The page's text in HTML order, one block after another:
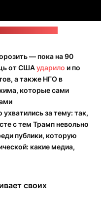
— пока на 90
от СШАударило и по
а также НГО в
которые сами
за тему: так,
с тем Трамп невольно
публики, которую
какие медиа,
своих